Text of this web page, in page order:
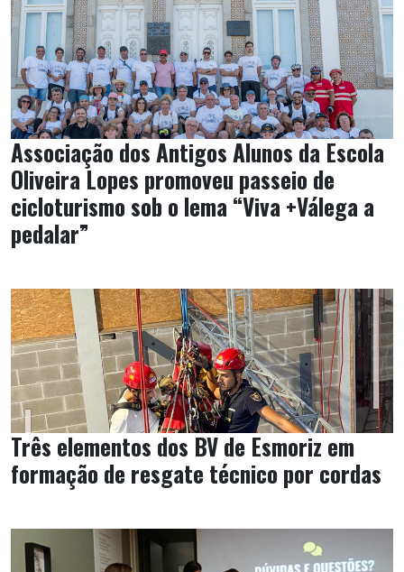
Associação dos Antigos Alunos da Escola
Oliveira Lopes promoveu passeio de
cicloturismo sob o lema “Viva +Válega a
pedalar”
Três elementos dos BV de Esmoriz em
formação de resgate técnico por cordas